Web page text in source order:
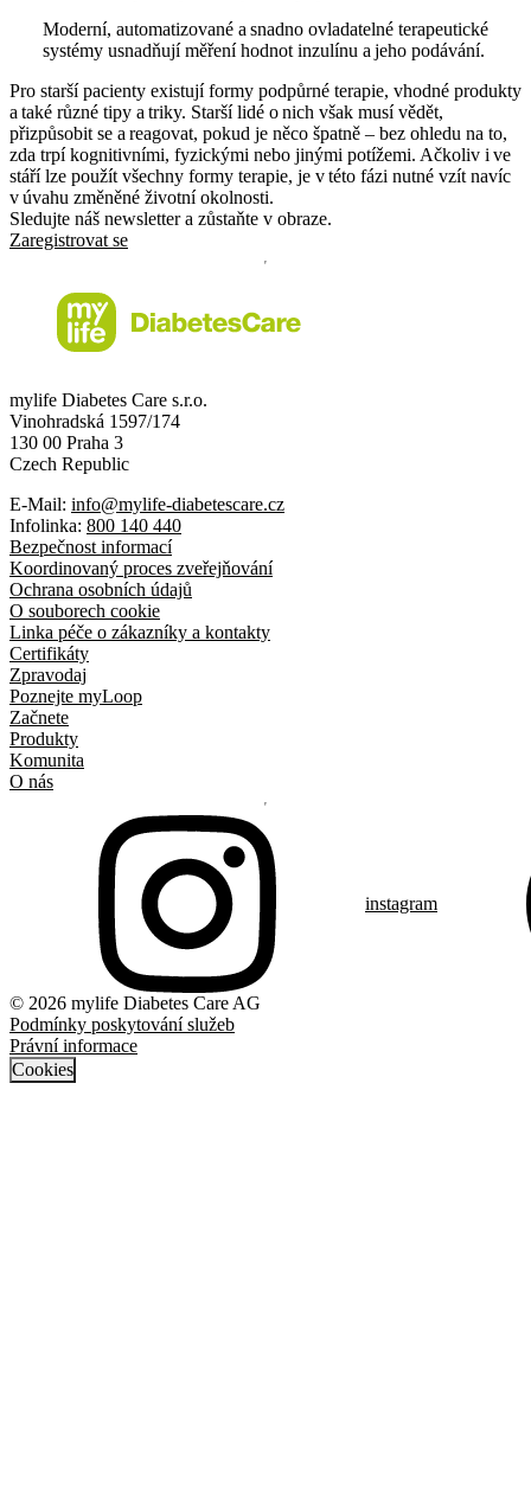
Moderní, automatizované a snadno ovladatelné terapeutické
systémy usnadňují měření hodnot inzulínu a jeho podávání.
Pro starší pacienty existují formy podpůrné terapie, vhodné produkty
a také různé tipy a triky. Starší lidé o nich však musí vědět,
přizpůsobit se a reagovat, pokud je něco špatně – bez ohledu na to,
zda trpí kognitivními, fyzickými nebo jinými potížemi. Ačkoliv i ve
stáří lze použít všechny formy terapie, je v této fázi nutné vzít navíc
v úvahu změněné životní okolnosti.
Sledujte náš newsletter a zůstaňte v obraze.
Zaregistrovat se
mylife Diabetes Care s.r.o.
Vinohradská 1597/174
130 00 Praha 3
Czech Republic
E-Mail: info@mylife-diabetescare.cz
Infolinka: 800 140 440
Bezpečnost informací
Koordinovaný proces zveřejňování
Ochrana osobních údajů
O souborech cookie
Linka péče o zákazníky a kontakty
Certifikáty
Zpravodaj
Poznejte myLoop
Začnete
Produkty
Komunita
O nás
instagram
© 2026 mylife Diabetes Care AG
Podmínky poskytování služeb
Právní informace
Cookies